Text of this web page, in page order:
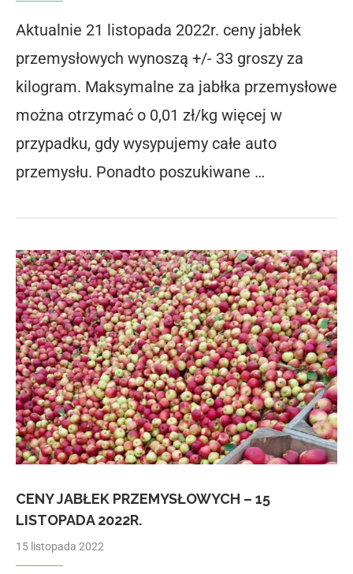
Aktualnie 21 listopada 2022r. ceny jabłek
przemysłowych wynoszą +/- 33 groszy za
kilogram. Maksymalne za jabłka przemysłowe
można otrzymać o 0,01 zł/kg więcej w
przypadku, gdy wysypujemy całe auto
przemysłu. Ponadto poszukiwane …
CENY JABŁEK PRZEMYSŁOWYCH – 15
LISTOPADA 2022R.
15 listopada 2022